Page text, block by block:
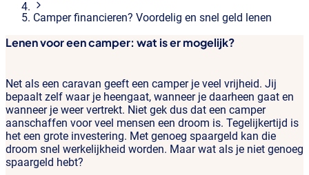
Camper financieren? Voordelig en snel geld lenen
Lenen voor een camper: wat is er mogelijk?
Net als een caravan geeft een camper je veel vrijheid. Jij
bepaalt zelf waar je heengaat, wanneer je daarheen gaat en
wanneer je weer vertrekt. Niet gek dus dat een camper
aanschaffen voor veel mensen een droom is. Tegelijkertijd is
het een grote investering. Met genoeg spaargeld kan die
droom snel werkelijkheid worden. Maar wat als je niet genoeg
spaargeld hebt?